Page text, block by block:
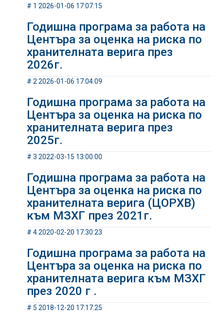
# 1 2026-01-06 17:07:15
Годишна програма за работа на
Центъра за оценка на риска по
хранителната верига през
2026г.
# 2 2026-01-06 17:04:09
Годишна програма за работа на
Центъра за оценка на риска по
хранителната верига през
2025г.
# 3 2022-03-15 13:00:00
Годишна програма за работа на
Центъра за оценка на риска по
хранителната верига (ЦОРХВ)
към МЗХГ през 2021г.
# 4 2020-02-20 17:30:23
Годишна програма за работа на
Центъра за оценка на риска по
хранителната верига към МЗХГ
през 2020 г .
# 5 2018-12-20 17:17:25